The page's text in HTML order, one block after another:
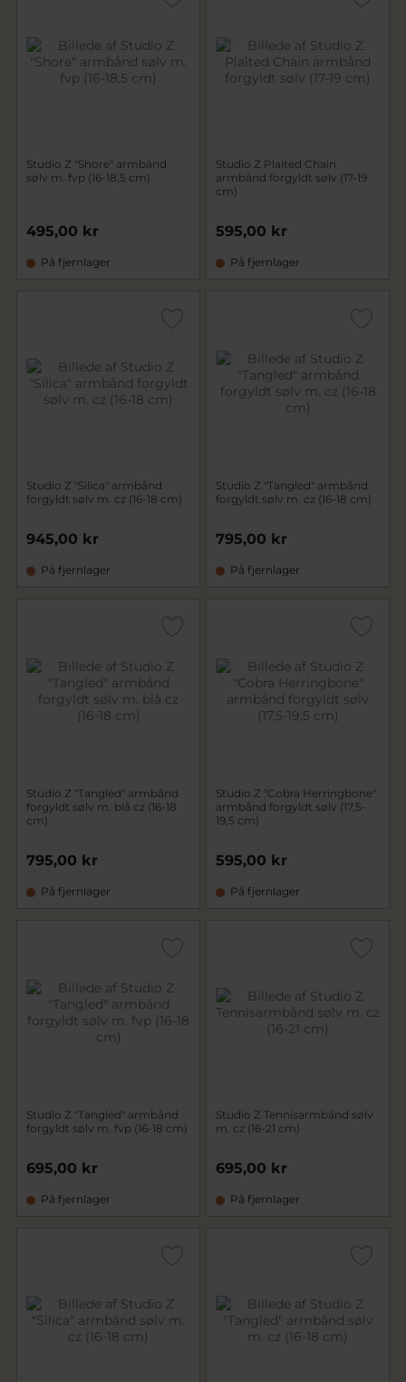
Studio Z "Shore" armbånd
sølv m. fvp (16-18,5 cm)
495,00 kr
På fjernlager
Studio Z Plaited Chain
armbånd forgyldt sølv (17-19
cm)
595,00 kr
På fjernlager
Studio Z "Silica" armbånd
forgyldt sølv m. cz (16-18 cm)
945,00 kr
På fjernlager
Studio Z "Tangled" armbånd
forgyldt sølv m. cz (16-18 cm)
795,00 kr
På fjernlager
Studio Z "Tangled" armbånd
forgyldt sølv m. blå cz (16-18
cm)
795,00 kr
På fjernlager
Studio Z "Cobra Herringbone"
armbånd forgyldt sølv (17,5-
19,5 cm)
595,00 kr
På fjernlager
Studio Z "Tangled" armbånd
forgyldt sølv m. fvp (16-18 cm)
695,00 kr
På fjernlager
Studio Z Tennisarmbånd sølv
m. cz (16-21 cm)
695,00 kr
På fjernlager